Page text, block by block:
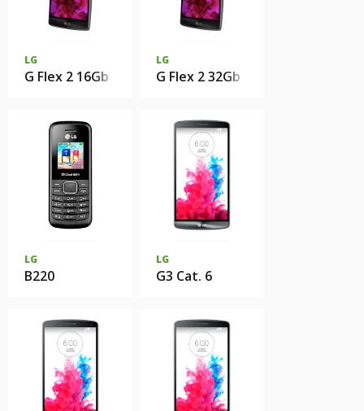
LG
G Flex 2 16Gb
LG
G Flex 2 32Gb
LG
B220
LG
G3 Cat. 6